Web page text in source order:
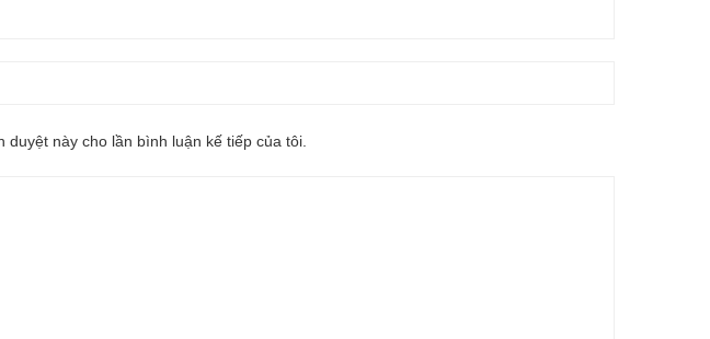
này cho lần bình luận kế tiếp của tôi.